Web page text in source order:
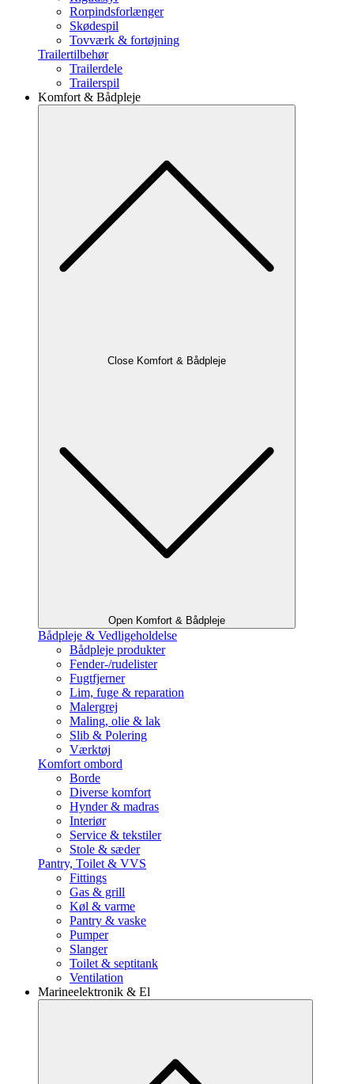
Rorpindsforlænger
Skødespil
Tovværk & fortøjning
Trailertilbehør
Trailerdele
Trailerspil
Komfort & Bådpleje
Close Komfort & Bådpleje
Open Komfort & Bådpleje
Bådpleje & Vedligeholdelse
Bådpleje produkter
Fender-/rudelister
Fugtfjerner
Lim, fuge & reparation
Malergrej
Maling, olie & lak
Slib & Polering
Værktøj
Komfort ombord
Borde
Diverse komfort
Hynder & madras
Interiør
Service & tekstiler
Stole & sæder
Pantry, Toilet & VVS
Fittings
Gas & grill
Køl & varme
Pantry & vaske
Pumper
Slanger
Toilet & septitank
Ventilation
Marineelektronik & El